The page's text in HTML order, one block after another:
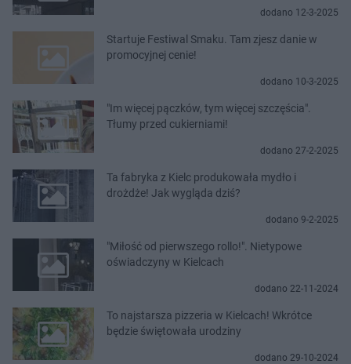
dodano 12-3-2025
Startuje Festiwal Smaku. Tam zjesz danie w
promocyjnej cenie!
dodano 10-3-2025
"Im więcej pączków, tym więcej szczęścia".
Tłumy przed cukierniami!
dodano 27-2-2025
Ta fabryka z Kielc produkowała mydło i
drożdże! Jak wygląda dziś?
dodano 9-2-2025
"Miłość od pierwszego rollo!". Nietypowe
oświadczyny w Kielcach
dodano 22-11-2024
To najstarsza pizzeria w Kielcach! Wkrótce
będzie świętowała urodziny
dodano 29-10-2024